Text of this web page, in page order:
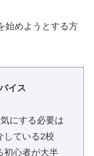
始めようとする方
イス
にする必要は
している2校
初心者が大半